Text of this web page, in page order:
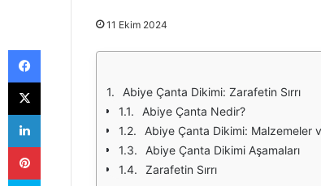
11 Ekim 2024
Abiye Çanta Dikimi: Zarafetin Sırrı
Abiye Çanta Nedir?
Abiye Çanta Dikimi: Malzemeler
Abiye Çanta Dikimi Aşamaları
Zarafetin Sırrı
Facebook
X
LinkedIn
Pinterest
Skype